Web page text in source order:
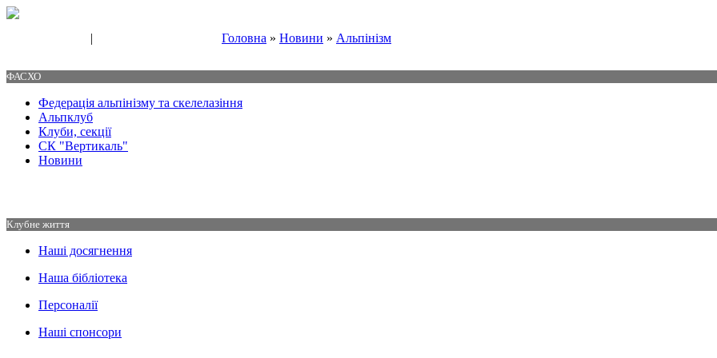
| Головна » Новини » Альпінізм
ФАСХО
Федерація альпінізму та скелелазіння
Альпклуб
Клуби, секції
СК "Вертикаль"
Новини
Клубне життя
Наші досягнення
Наша бібліотека
Персоналії
Наші спонсори